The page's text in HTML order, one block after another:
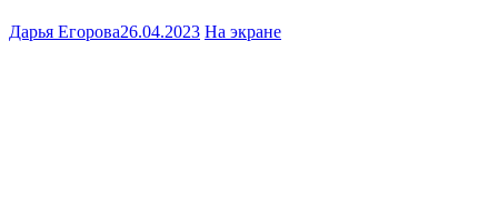
Дарья Егорова26.04.2023 На экране